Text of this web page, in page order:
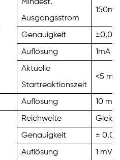
Mindest.
Ausgangsstrom
Genauigkeit ±0,05
Auflösung 1mA
Aktuelle
Startreaktionszeit
<5 ms
Auflösung 10 ms
Reichweite
Genauigkeit ± 0,05
Auflösung 1 mV